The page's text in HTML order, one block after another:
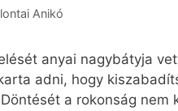
Anikó
anyai nagybátyja
adni, hogy
a rokonság